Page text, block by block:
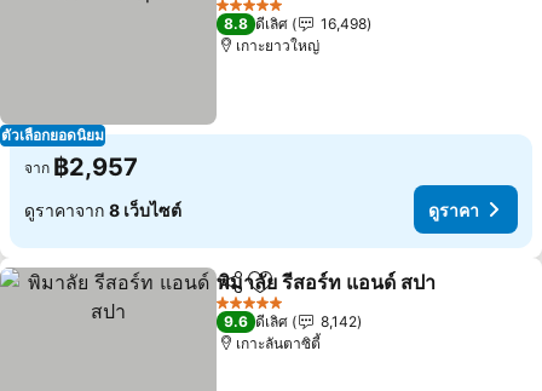
ตัวเลือกยอดนิยม
5 ดาว
8.8 ดีเลิศ
16,498
เกาะยาวใหญ่
จาก ฿2,957
ดูราคาจาก 8 เว็บไซต์ ดูราคา
แชร์ เพิ่มในรายการโปรด
พิมาลัย รีสอร์ท แอนด์ สปา
5 ดาว
9.6 ดีเลิศ
8,142
เกาะลันตาซิตี้